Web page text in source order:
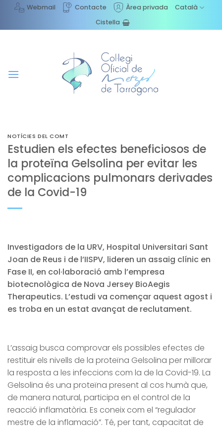
content
Webmail Contacte Àrea privada
Català
Cistella
NOTÍCIES DEL COMT
Estudien els efectes beneficiosos de
la proteïna Gelsolina per evitar les
complicacions pulmonars derivades
de la Covid-19
Investigadors de la URV, Hospital Universitari Sant
Joan de Reus i de l’IISPV, lideren un assaig clínic en
Fase II, en col·laboració amb l’empresa
biotecnològica de Nova Jersey BioAegis
Therapeutics. L’estudi va començar aquest agost i
es troba en un estat avançat de reclutament.
L’assaig busca comprovar els possibles efectes de
restituir els nivells de la proteïna Gelsolina per millorar
la resposta a les infeccions com la de la Covid-19. La
Gelsolina és una proteïna present al cos humà que,
de manera natural, participa en el control de la
reacció inflamatòria. Es coneix com el “regulador
mestre de la inflamació”. Té, per tant, capacitat de